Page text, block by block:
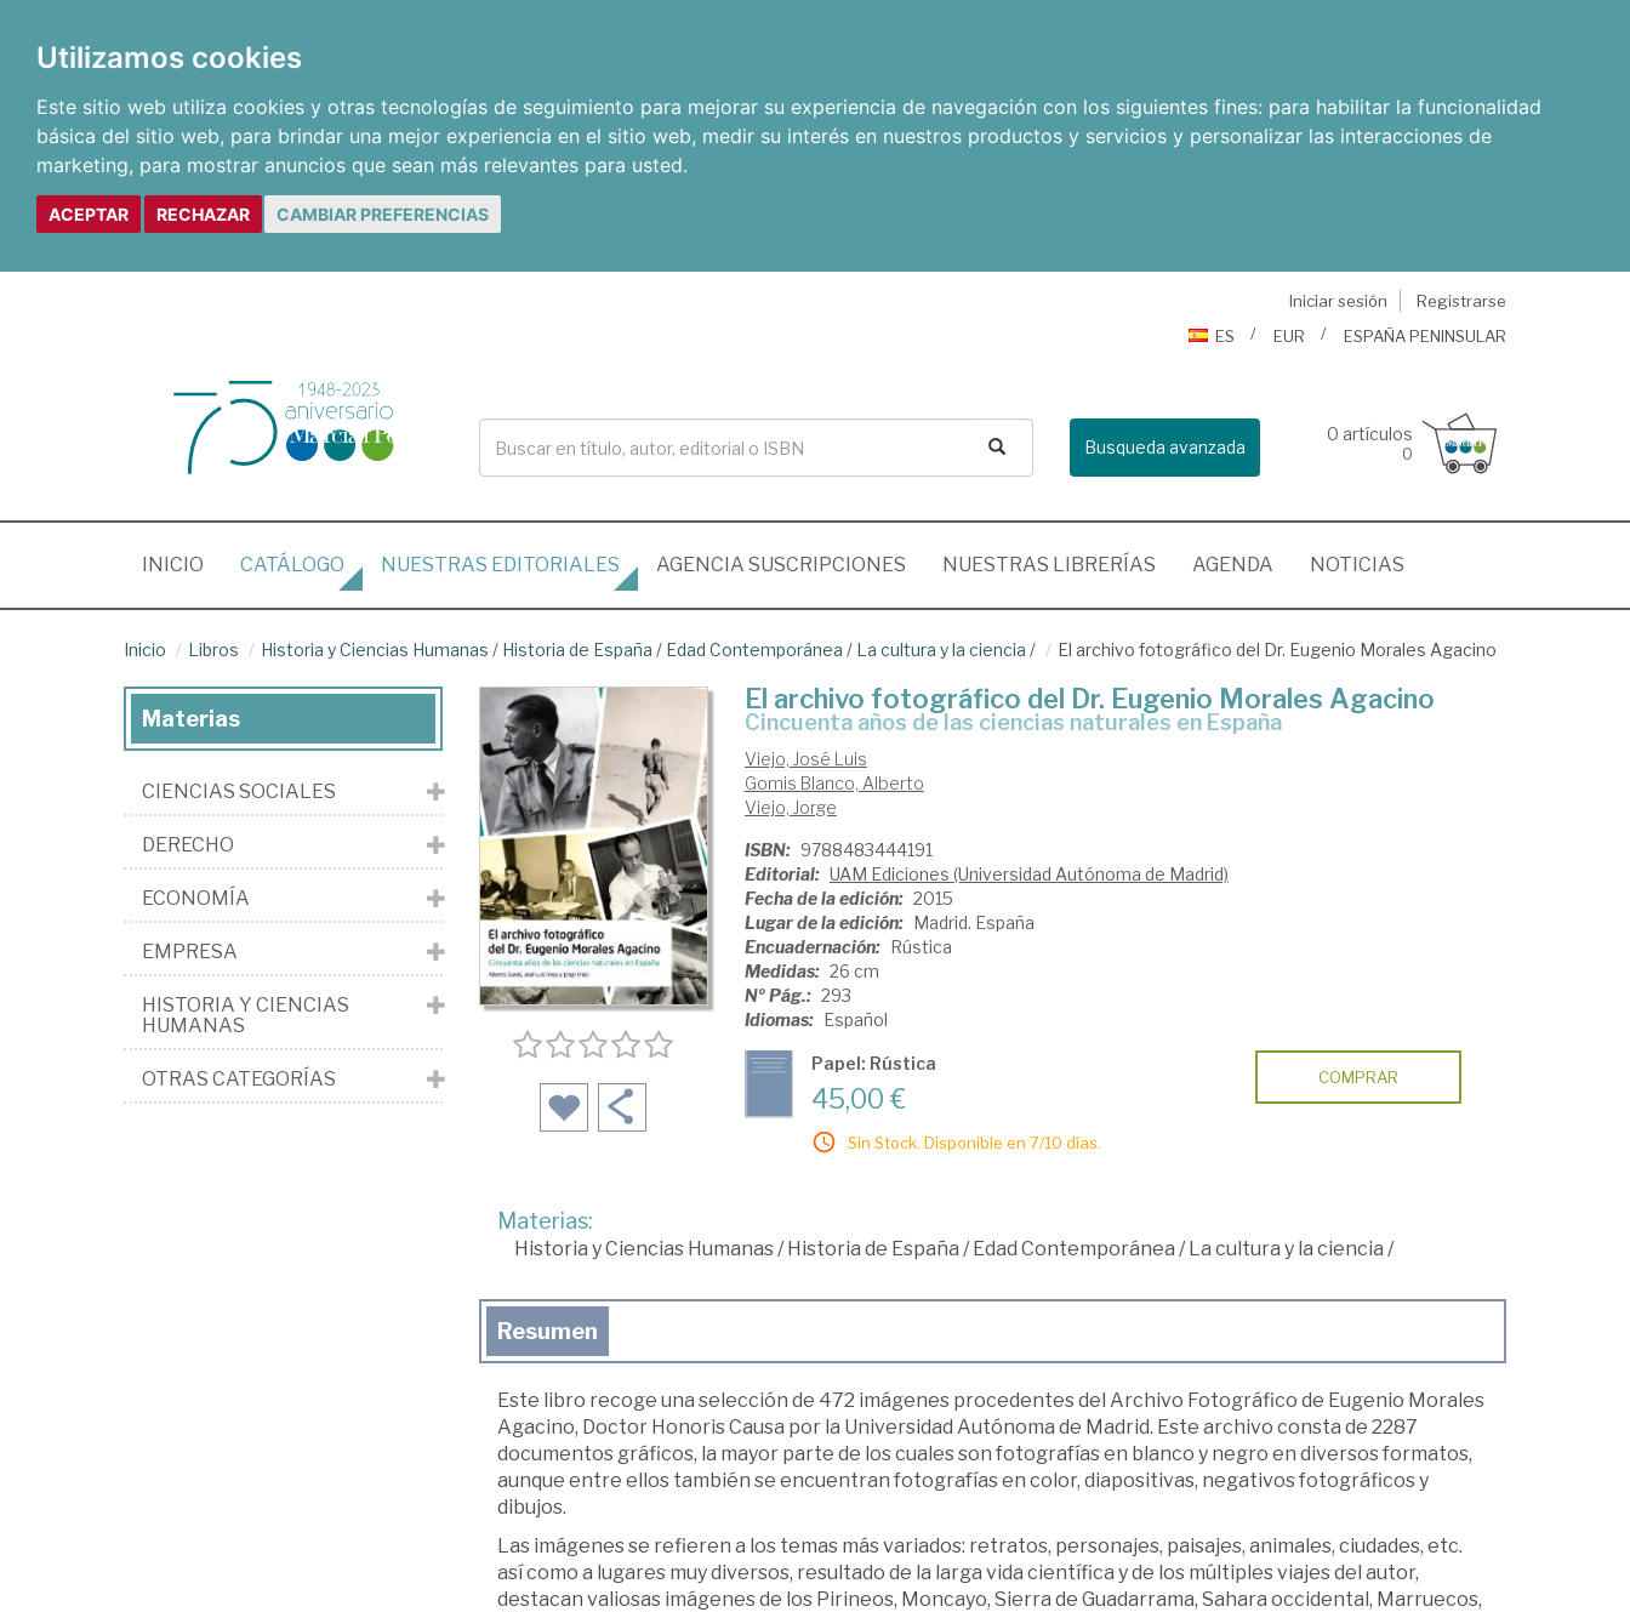
Utilizamos cookies
Este sitio web utiliza cookies y otras tecnologías de seguimiento para mejorar su experiencia de navegación con los siguientes fines: para habilitar la funcionalidad
básica del sitio web, para brindar una mejor experiencia en el sitio web, medir su interés en nuestros productos y servicios y personalizar las interacciones de
marketing, para mostrar anuncios que sean más relevantes para usted.
ACEPTAR RECHAZAR CAMBIAR PREFERENCIAS
Iniciar sesión
Registrarse
ES
EUR ESPAÑA PENINSULAR
Busqueda avanzada
0 artículos
0
INICIO (CURRENT)
CATÁLOGO NUESTRAS EDITORIALES AGENCIA SUSCRIPCIONES NUESTRAS LIBRERÍAS AGENDA NOTICIAS
Inicio Libros Historia y Ciencias Humanas / Historia de España / Edad Contemporánea / La cultura y la ciencia / El archivo fotográfico del Dr. Eugenio Morales Agacino
El archivo fotográfico del Dr. Eugenio Morales Agacino
cincuenta años de las ciencias naturales en España
Viejo, José Luis
Gomis Blanco, Alberto
Viejo, Jorge
ISBN: 9788483444191
Editorial: UAM Ediciones (Universidad Autónoma de Madrid)
Fecha de la edición: 2015
Lugar de la edición: Madrid. España
Encuadernación: Rústica
Medidas: 26 cm
Nº Pág.: 293
Idiomas: Español
Papel: Rústica
45,00 €
Sin Stock. Disponible en 7/10 días.
COMPRAR
Materias:
Historia y Ciencias Humanas/Historia de España /Edad Contemporánea /La cultura y la ciencia /
Resumen
Este libro recoge una selección de 472 imágenes procedentes del Archivo Fotográfico de Eugenio Morales
Agacino, Doctor Honoris Causa por la Universidad Autónoma de Madrid. Este archivo consta de 2287
documentos gráficos, la mayor parte de los cuales son fotografías en blanco y negro en diversos formatos,
aunque entre ellos también se encuentran fotografías en color, diapositivas, negativos fotográficos y
dibujos.
Las imágenes se refieren a los temas más variados: retratos, personajes, paisajes, animales, ciudades, etc.
así como a lugares muy diversos, resultado de la larga vida científica y de los múltiples viajes del autor,
destacan valiosas imágenes de los Pirineos, Moncayo, Sierra de Guadarrama, Sahara occidental, Marruecos,
Materias
CIENCIAS SOCIALES
DERECHO
ECONOMÍA
EMPRESA
HISTORIA Y CIENCIAS
HUMANAS
OTRAS CATEGORÍAS